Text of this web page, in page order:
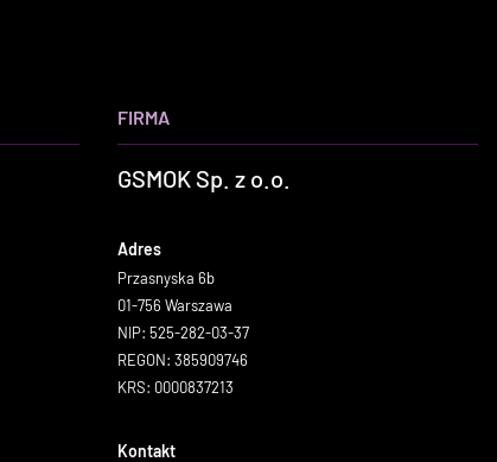
FIRMA
GSMOK Sp. z o.o.
Adres
Przasnyska 6b
01-756 Warszawa
NIP: 525-282-03-37
REGON: 385909746
KRS: 0000837213
Kontakt